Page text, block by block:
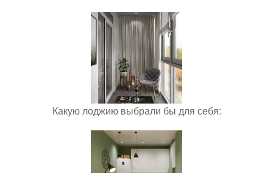
Какую лоджию выбрали бы для себя: